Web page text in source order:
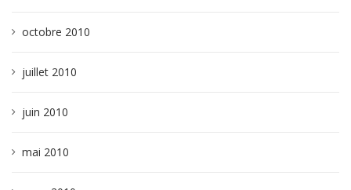
octobre 2010
juillet 2010
juin 2010
mai 2010